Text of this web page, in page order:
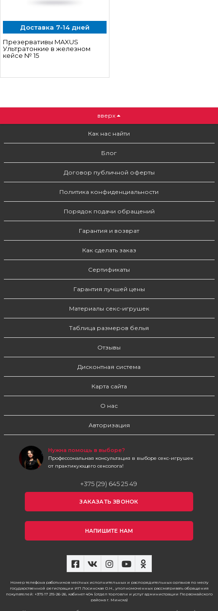
Доставка 7-14 дней
Презервативы MAXUS
Ультратонкие в железном
кейсе № 15
вверх
Как нас найти
Блог
Договор публичной оферты
Политика конфиденциальности
Порядок подачи обращений
Гарантия и возврат
Как сделать заказ
Сертификаты
Гарантия лучшей цены
Материалы секс-игрушек
Таблица размеров белья
Отзывы
Дисконтная система
Карта сайта
О нас
Авторизация
Нужна помощь в выборе?
Профессональная консультация в выборе секс-игрушек
от практикующего сексолога!
+375 (29) 645 25 49
ЗАКАЗАТЬ ЗВОНОК
НАПИШИТЕ НАМ
Номер телефона работников местных исполнительных и распорядительных органов по месту
государственной регистрации ИП Лосинская О.Н., уполномоченных рассматривать обращения
покупателей: +375 17 215-26-26, кабинет 404 (отдел торговли и услуг администрации Первомайского
района г. Минска)